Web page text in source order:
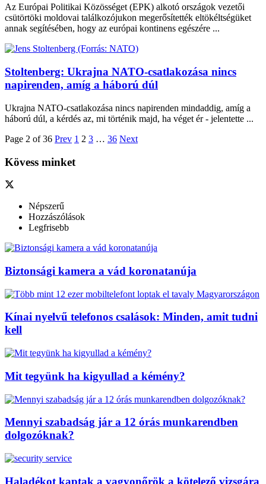
Az Európai Politikai Közösséget (EPK) alkotó országok vezetői
csütörtöki moldovai találkozójukon megerősítették eltökéltségüket
annak segítésében, hogy az európai kontinens egészére ...
Stoltenberg: Ukrajna NATO-csatlakozása nincs
napirenden, amíg a háború dúl
Ukrajna NATO-csatlakozása nincs napirenden mindaddig, amíg a
háború dúl, a kérdés az, mi történik majd, ha véget ér - jelentette ...
Page 2 of 36 Prev 1 2 3 … 36 Next
Kövess minket
Népszerű
Hozzászólások
Legfrisebb
Biztonsági kamera a vád koronatanúja
Kínai nyelvű telefonos csalások: Minden, amit tudni
kell
Mit tegyünk ha kigyullad a kémény?
Mennyi szabadság jár a 12 órás munkarendben
dolgozóknak?
Haladékot kaptak a vagyonőrök a kötelező vizsgára